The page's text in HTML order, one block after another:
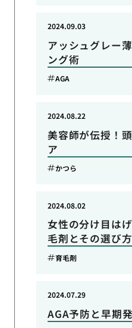
アッシュグレー
ング術
2024.09.03
AGA
美容師が伝授！
ア
2024.08.22
かつら
女性の分け目は
毛剤とその選び方
2024.08.02
育毛剤
AGA予防と早期
2024.07.29